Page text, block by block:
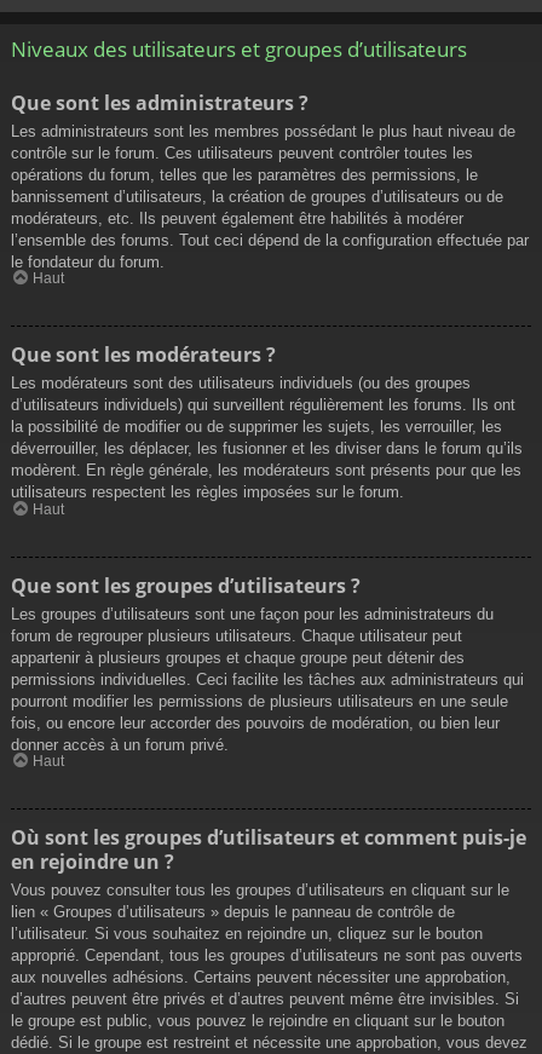
Niveaux des utilisateurs et groupes d’utilisateurs
Que sont les administrateurs ?
Les administrateurs sont les membres possédant le plus haut niveau de
contrôle sur le forum. Ces utilisateurs peuvent contrôler toutes les
opérations du forum, telles que les paramètres des permissions, le
bannissement d’utilisateurs, la création de groupes d’utilisateurs ou de
modérateurs, etc. Ils peuvent également être habilités à modérer
l’ensemble des forums. Tout ceci dépend de la configuration effectuée par
le fondateur du forum.
Haut
Que sont les modérateurs ?
Les modérateurs sont des utilisateurs individuels (ou des groupes
d’utilisateurs individuels) qui surveillent régulièrement les forums. Ils ont
la possibilité de modifier ou de supprimer les sujets, les verrouiller, les
déverrouiller, les déplacer, les fusionner et les diviser dans le forum qu’ils
modèrent. En règle générale, les modérateurs sont présents pour que les
utilisateurs respectent les règles imposées sur le forum.
Haut
Que sont les groupes d’utilisateurs ?
Les groupes d’utilisateurs sont une façon pour les administrateurs du
forum de regrouper plusieurs utilisateurs. Chaque utilisateur peut
appartenir à plusieurs groupes et chaque groupe peut détenir des
permissions individuelles. Ceci facilite les tâches aux administrateurs qui
pourront modifier les permissions de plusieurs utilisateurs en une seule
fois, ou encore leur accorder des pouvoirs de modération, ou bien leur
donner accès à un forum privé.
Haut
Où sont les groupes d’utilisateurs et comment puis-je
en rejoindre un ?
Vous pouvez consulter tous les groupes d’utilisateurs en cliquant sur le
lien « Groupes d’utilisateurs » depuis le panneau de contrôle de
l’utilisateur. Si vous souhaitez en rejoindre un, cliquez sur le bouton
approprié. Cependant, tous les groupes d’utilisateurs ne sont pas ouverts
aux nouvelles adhésions. Certains peuvent nécessiter une approbation,
d’autres peuvent être privés et d’autres peuvent même être invisibles. Si
le groupe est public, vous pouvez le rejoindre en cliquant sur le bouton
dédié. Si le groupe est restreint et nécessite une approbation, vous devez